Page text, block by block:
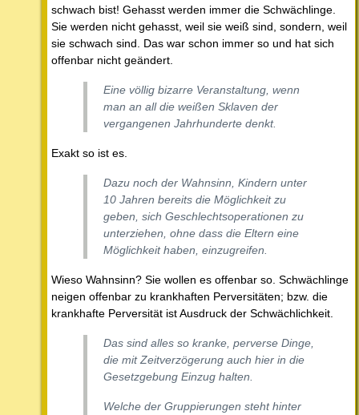
schwach bist! Gehasst werden immer die Schwächlinge.
Sie werden nicht gehasst, weil sie weiß sind, sondern, weil
sie schwach sind. Das war schon immer so und hat sich
offenbar nicht geändert.
Eine völlig bizarre Veranstaltung, wenn
man an all die weißen Sklaven der
vergangenen Jahrhunderte denkt.
Exakt so ist es.
Dazu noch der Wahnsinn, Kindern unter
10 Jahren bereits die Möglichkeit zu
geben, sich Geschlechtsoperationen zu
unterziehen, ohne dass die Eltern eine
Möglichkeit haben, einzugreifen.
Wieso Wahnsinn? Sie wollen es offenbar so. Schwächlinge
neigen offenbar zu krankhaften Perversitäten; bzw. die
krankhafte Perversität ist Ausdruck der Schwächlichkeit.
Das sind alles so kranke, perverse Dinge,
die mit Zeitverzögerung auch hier in die
Gesetzgebung Einzug halten.
Welche der Gruppierungen steht hinter